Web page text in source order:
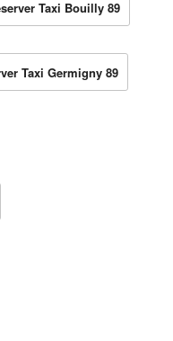
Taxi Bouilly 89
Taxi Germigny 89